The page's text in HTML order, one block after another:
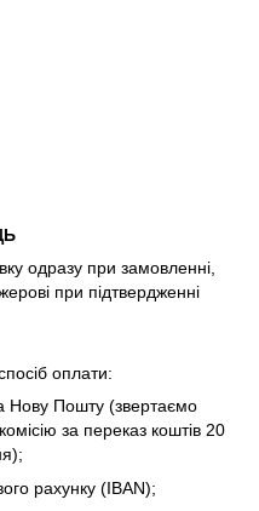
одразу при замовленні,
при підтвердженні
оплати:
Нову Пошту (звертаємо
за переказ коштів 20
рахунку (IBAN);